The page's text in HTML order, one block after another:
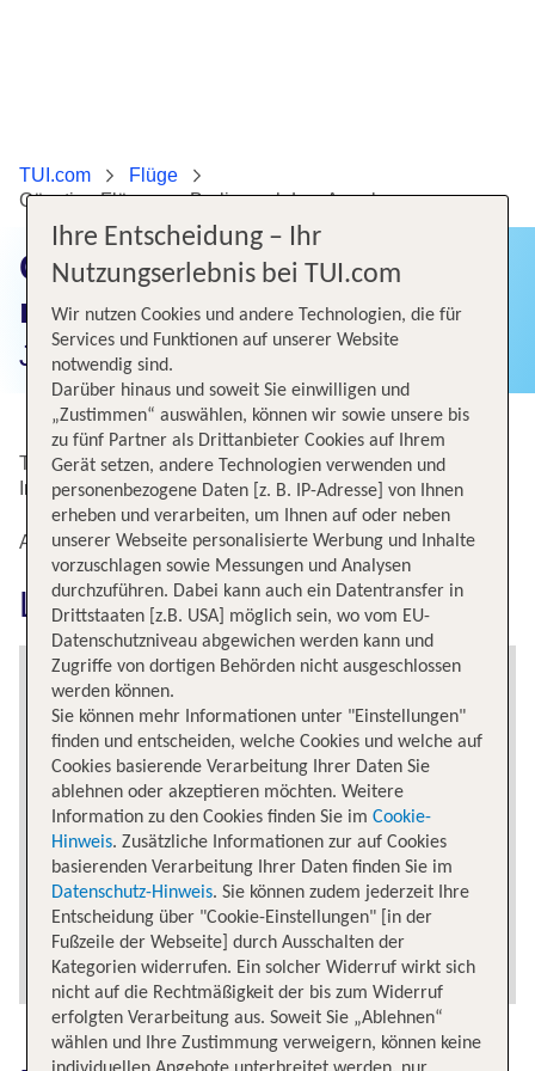
TUI.com
Flüge
Günstige Flüge von Berlin nach Los Angeles
Günstige Flüge von Berlin
nach Los Angeles
Jetzt Flugangebote finden!
Top Angebote von Berlin-Brandenburg nach Los Angeles
Intl
Alternative Flugverbindungen nach Los Angeles Intl
Los Angeles Intl erkunden
Ihre Entscheidung – Ihr
Nutzungserlebnis bei TUI.com
Wir nutzen Cookies und andere Technologien, die für
Services und Funktionen auf unserer Website
notwendig sind.
Darüber hinaus und soweit Sie einwilligen und
„Zustimmen“ auswählen, können wir sowie unsere bis
zu fünf Partner als Drittanbieter Cookies auf Ihrem
Gerät setzen, andere Technologien verwenden und
personenbezogene Daten [z. B. IP-Adresse] von Ihnen
erheben und verarbeiten, um Ihnen auf oder neben
unserer Webseite personalisierte Werbung und Inhalte
vorzuschlagen sowie Messungen und Analysen
durchzuführen. Dabei kann auch ein Datentransfer in
Drittstaaten [z.B. USA] möglich sein, wo vom EU-
Datenschutzniveau abgewichen werden kann und
Zugriffe von dortigen Behörden nicht ausgeschlossen
werden können.
Sie können mehr Informationen unter "Einstellungen"
finden und entscheiden, welche Cookies und welche auf
Cookies basierende Verarbeitung Ihrer Daten Sie
ablehnen oder akzeptieren möchten. Weitere
Information zu den Cookies finden Sie im Cookie-
Hinweis. Zusätzliche Informationen zur auf Cookies
basierenden Verarbeitung Ihrer Daten finden Sie im
Datenschutz-Hinweis. Sie können zudem jederzeit Ihre
Entscheidung über "Cookie-Einstellungen" [in der
Fußzeile der Webseite] durch Ausschalten der
Kategorien widerrufen. Ein solcher Widerruf wirkt sich
nicht auf die Rechtmäßigkeit der bis zum Widerruf
erfolgten Verarbeitung aus. Soweit Sie „Ablehnen“
wählen und Ihre Zustimmung verweigern, können keine